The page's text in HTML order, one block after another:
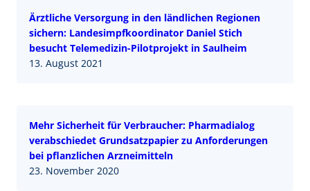
Ärztliche Versorgung in den ländlichen Regionen
sichern: Landesimpfkoordinator Daniel Stich
besucht Telemedizin-Pilotprojekt in Saulheim
13. August 2021
Mehr Sicherheit für Verbraucher: Pharmadialog
verabschiedet Grundsatzpapier zu Anforderungen
bei pflanzlichen Arzneimitteln
23. November 2020